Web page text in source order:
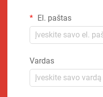
El. paštas
Vardas